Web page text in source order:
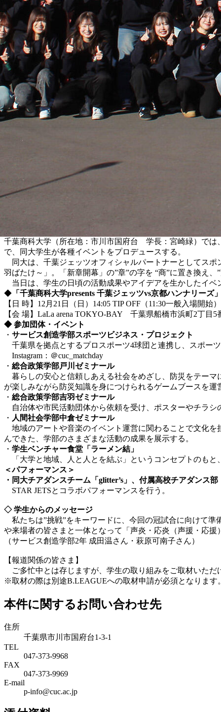
千葉商科大学（所在地：市川市国府台 学長：宮崎緑）では
で、同大学生が各種イベントをプロデュースする。
同大は、千葉ジェッツオフィシャルパートナーとしてスポ
羽ばたけ～」。「新章開幕」の”章”の字を “商”に置き換え
当日は、学生の日頃の活動成果やアイデアを生かしたイ
◆ 「千葉商科大学presents 千葉ジェッツvs京都ハンナリー
【日 時】12月21日（日）14:05 TIP OFF（11:30一般入場開始）
【会 場】LaLa arena TOKYO-BAY 千葉県船橋市浜町2丁目5
◆ 参加団体・イベント
・ サービス創造学部スポーツビジネス・プロジェクト
千葉県を拠点とするプロスポーツ4球団と連携し、スポー
Instagram：＠cuc_matchday
・ 総合政策学部戸川ゼミナール
暮らしの安心と信頼しあえる社会をめざし、防災をテーマ
が楽しみながら防災知識を身につけられるゲームブースを運
・ 総合政策学部吉羽ゼミナール
自治体や市民活動団体から依頼を受け、ポスターやチラ
・ 人間社会学部中倉ゼミナール
地域のアートや音楽のイベント運営に関わることで文化を
んできた、学部のさまざまな活動の成果を展示する。
・ 学生ベンチャー食堂「ラーメン結」
「大学と地域、人と人とを結ぶ」というコンセプトのもと
＜パフォーマンス＞
・同大チアダンスチーム「glitter’s」、付属高校チアダンス部
STAR JETSとコラボパフォーマンスを行う。
◇ 学生からのメッセージ
私たちは”挑戦”をキーワードに、今回の冠試合に向けて
や来場者の皆さまと一体となって「声炎・応炎（声援・応
（サービス創造学部2年 成田温さん・萩原可南子さん）
【報道関係の皆さま】
ご多忙中とは存じますが、学生の取り組みをご取材いた
※取材の際は別途B.LEAGUEへの取材申請が必須となります
本件に関するお問い合わせ先
住所
千葉県市川市国府台1-3-1
TEL
047-373-9968
FAX
047-373-9969
E-mail
p-info@cuc.ac.jp